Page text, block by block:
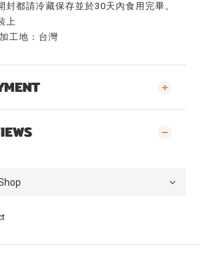
封都請冷藏保存並於30天內食用完畢。
上
工地：台灣